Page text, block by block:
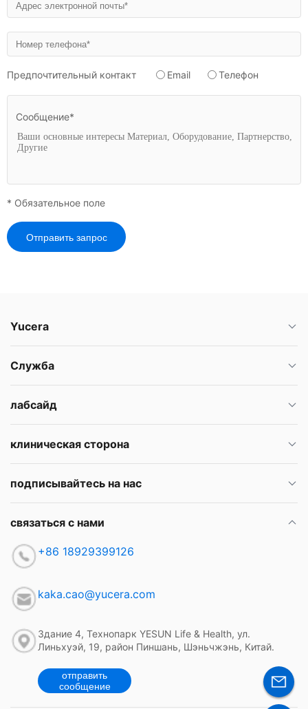
Предпочтительный контакт Email Телефон
Сообщение*
* Обязательное поле
Отправить запрос
Yucera
Служба
лабсайд
клиническая сторона
подписывайтесь на нас
связаться с нами
+86 18929399126
kaka.cao@yucera.com
Здание 4, Технопарк YESUN Life & Health, ул.
Линьхуэй, 19, район Пиншань, Шэньчжэнь, Китай.
отправить
сообщение